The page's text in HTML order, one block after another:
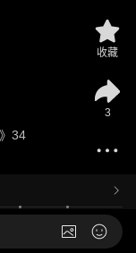
34
收藏
3